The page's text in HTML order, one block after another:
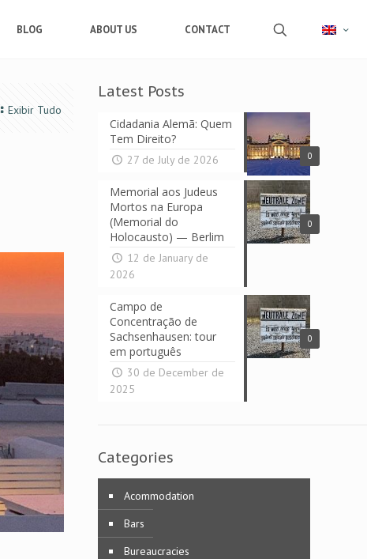
BLOG ABOUT US CONTACT
Exibir Tudo
Latest Posts
0
Cidadania Alemã: Quem
Tem Direito?
27 de July de 2026
0
Memorial aos Judeus
Mortos na Europa
(Memorial do
Holocausto) — Berlim
12 de January de
2026
0
Campo de
Concentração de
Sachsenhausen: tour
em português
30 de December de
2025
Categories
Acommodation
Bars
Bureaucracies